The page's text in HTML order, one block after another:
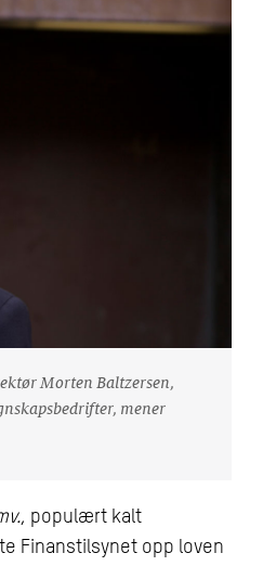
Morten Baltzersen,
mener
, populært kalt
Finanstilsynet opp loven